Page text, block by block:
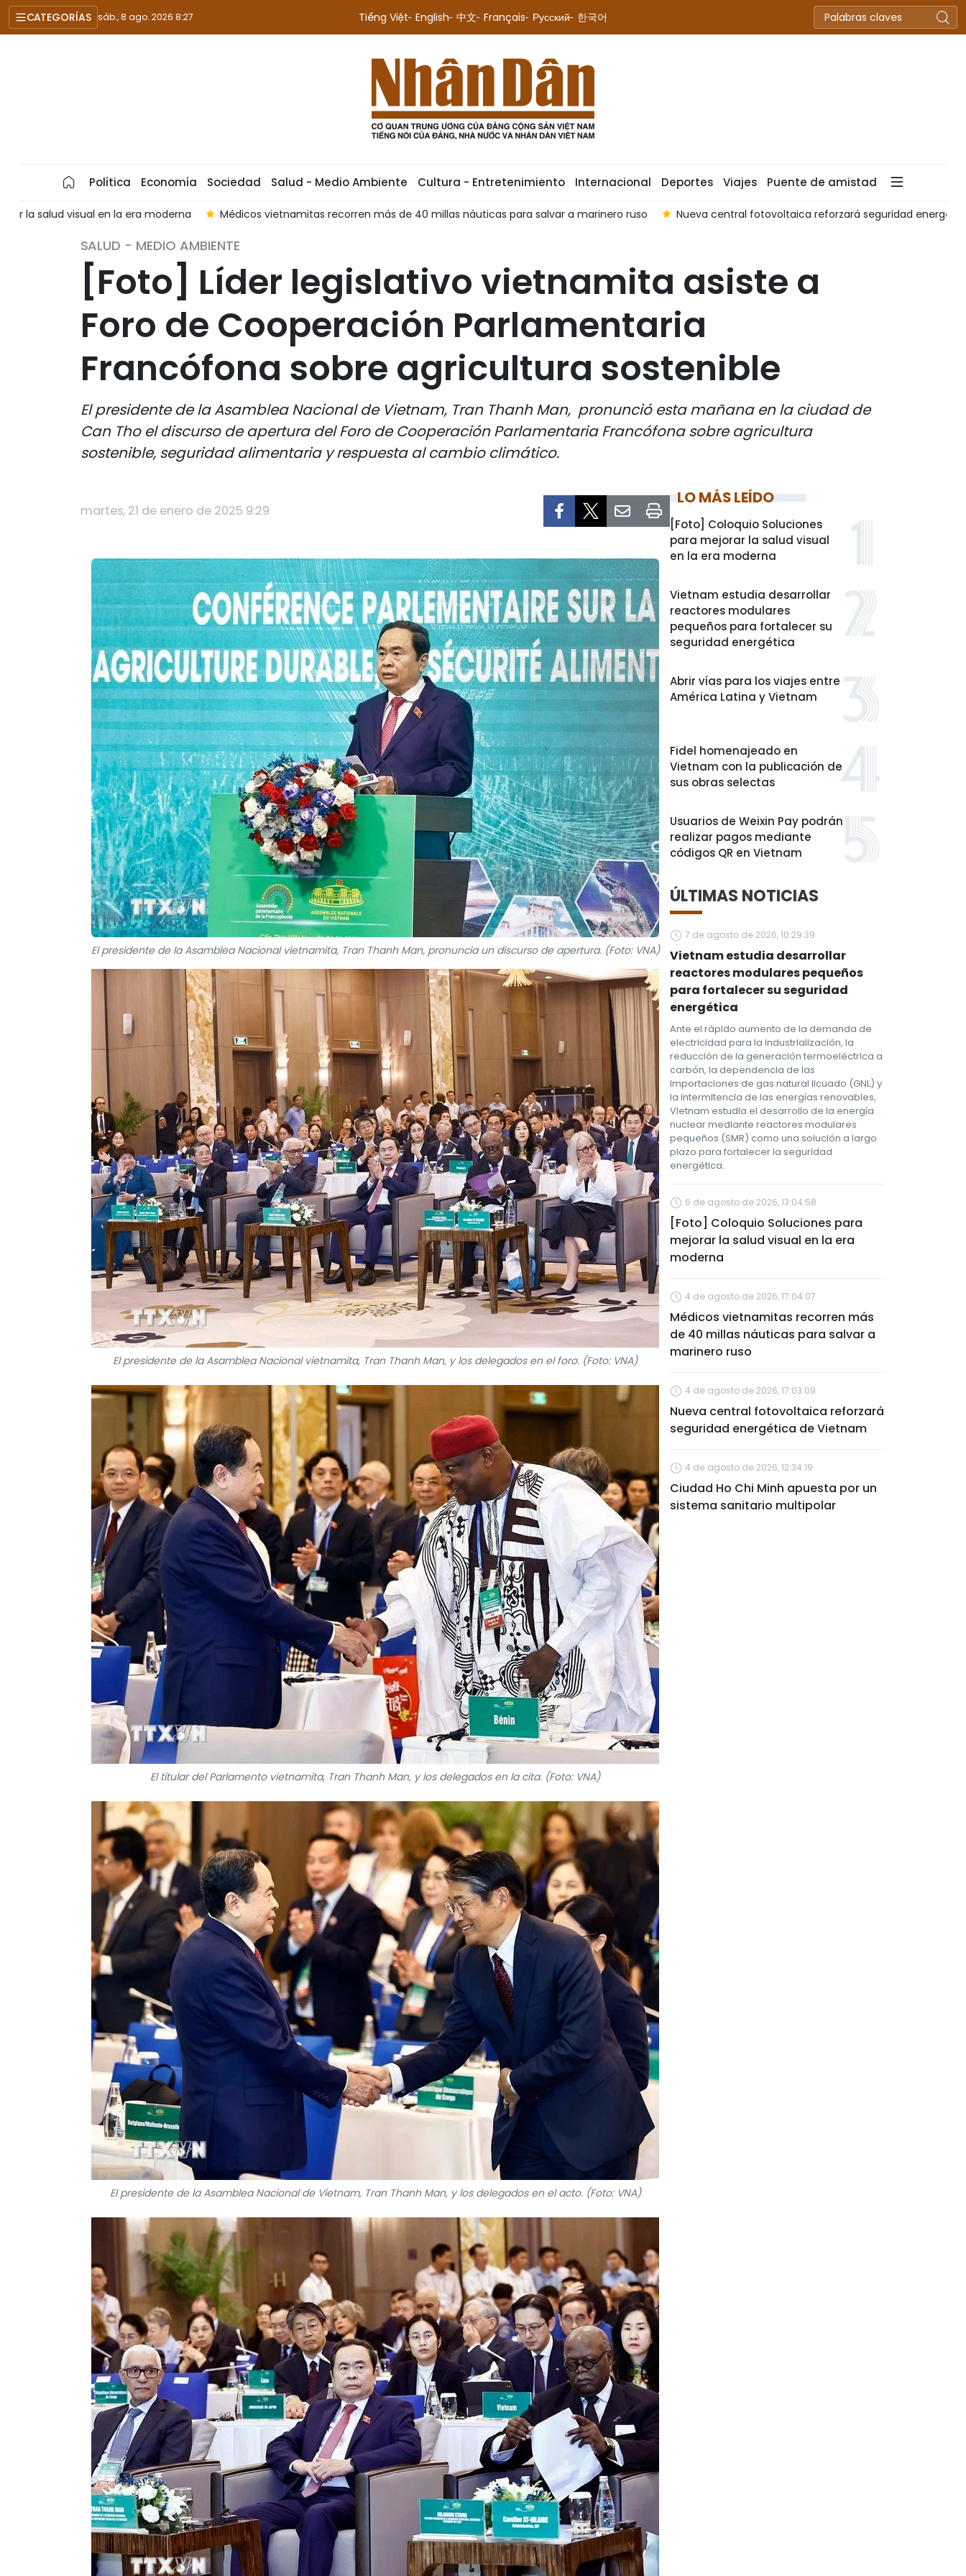
CATEGORÍAS sáb., 8 ago. 2026 8:27 Tiếng Việt English 中文 Français Русский 한국어
Política Economía Sociedad Salud - Medio Ambiente Cultura - Entretenimiento Internacional Deportes Viajes Puente de amistad
Médicos vietnamitas recorren más de 40 millas náuticas para salvar a marinero ruso Nueva central fotovoltaica reforzará seguridad energética de Vietnam Ciudad Ho Chi
SALUD - MEDIO AMBIENTE
[Foto] Líder legislativo vietnamita asiste a
Foro de Cooperación Parlamentaria
Francófona sobre agricultura sostenible
El presidente de la Asamblea Nacional de Vietnam, Tran Thanh Man, pronunció esta mañana en la ciudad de
Can Tho el discurso de apertura del Foro de Cooperación Parlamentaria Francófona sobre agricultura
sostenible, seguridad alimentaria y respuesta al cambio climático.
martes, 21 de enero de 2025 9:29
El presidente de la Asamblea Nacional vietnamita, Tran Thanh Man, pronuncia un discurso de apertura. (Foto: VNA)
El presidente de la Asamblea Nacional vietnamita, Tran Thanh Man, y los delegados en el foro. (Foto: VNA)
El titular del Parlamento vietnamita, Tran Thanh Man, y los delegados en la cita. (Foto: VNA)
El presidente de la Asamblea Nacional de Vietnam, Tran Thanh Man, y los delegados en el acto. (Foto: VNA)
LO MÁS LEÍDO
[Foto] Coloquio Soluciones
para mejorar la salud visual
en la era moderna
Vietnam estudia desarrollar
reactores modulares
pequeños para fortalecer su
seguridad energética
Abrir vías para los viajes entre
América Latina y Vietnam
Fidel homenajeado en
Vietnam con la publicación de
sus obras selectas
Usuarios de Weixin Pay podrán
realizar pagos mediante
códigos QR en Vietnam
ÚLTIMAS NOTICIAS
7 de agosto de 2026, 10:29:39
Vietnam estudia desarrollar
reactores modulares pequeños
para fortalecer su seguridad
energética
Ante el rápido aumento de la demanda de
electricidad para la industrialización, la
reducción de la generación termoeléctrica a
carbón, la dependencia de las
importaciones de gas natural licuado (GNL) y
la intermitencia de las energías renovables,
Vietnam estudia el desarrollo de la energía
nuclear mediante reactores modulares
pequeños (SMR) como una solución a largo
plazo para fortalecer la seguridad
energética.
6 de agosto de 2026, 13:04:58
[Foto] Coloquio Soluciones para
mejorar la salud visual en la era
moderna
4 de agosto de 2026, 17:04:07
Médicos vietnamitas recorren más
de 40 millas náuticas para salvar a
marinero ruso
4 de agosto de 2026, 17:03:09
Nueva central fotovoltaica reforzará
seguridad energética de Vietnam
4 de agosto de 2026, 12:34:19
Ciudad Ho Chi Minh apuesta por un
sistema sanitario multipolar